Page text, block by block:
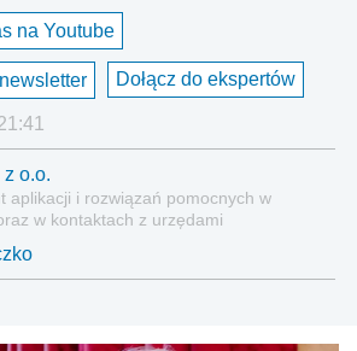
na Youtube
Dołącz do ekspertów
o.o.
aplikacji i rozwiązań pomocnych w
w kontaktach z urzędami